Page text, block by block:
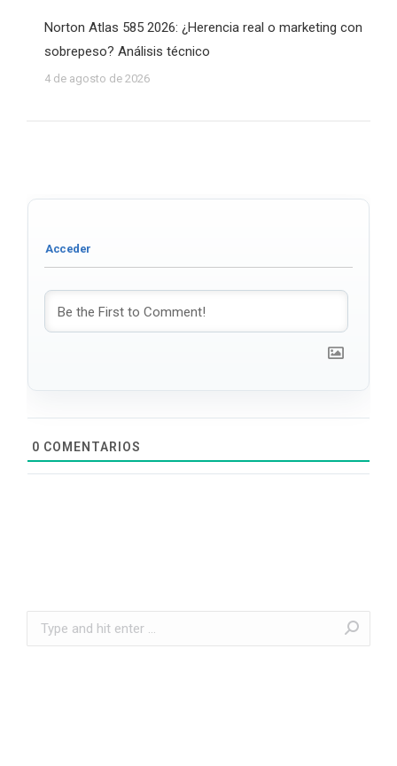
Norton Atlas 585 2026: ¿Herencia real o marketing con
sobrepeso? Análisis técnico
4 de agosto de 2026
0 COMENTARIOS
Search: